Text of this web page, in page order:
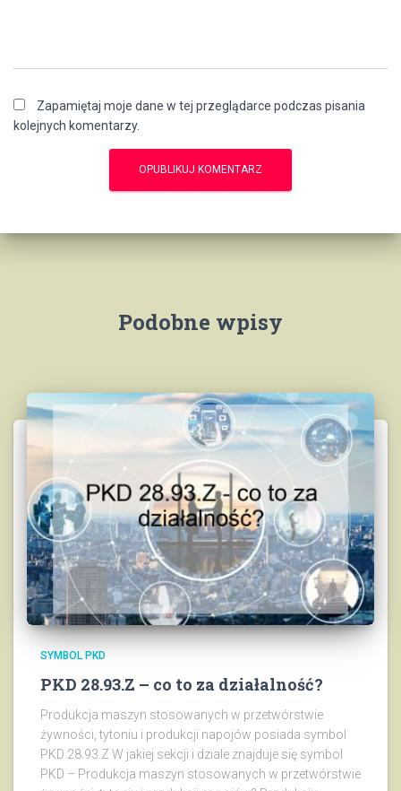
Zapamiętaj moje dane w tej przeglądarce podczas pisania
kolejnych komentarzy.
Podobne wpisy
SYMBOL PKD
PKD 28.93.Z – co to za działalność?
Produkcja maszyn stosowanych w przetwórstwie
żywności, tytoniu i produkcji napojów posiada symbol
PKD 28.93.Z W jakiej sekcji i dziale znajduje się symbol
PKD – Produkcja maszyn stosowanych w przetwórstwie